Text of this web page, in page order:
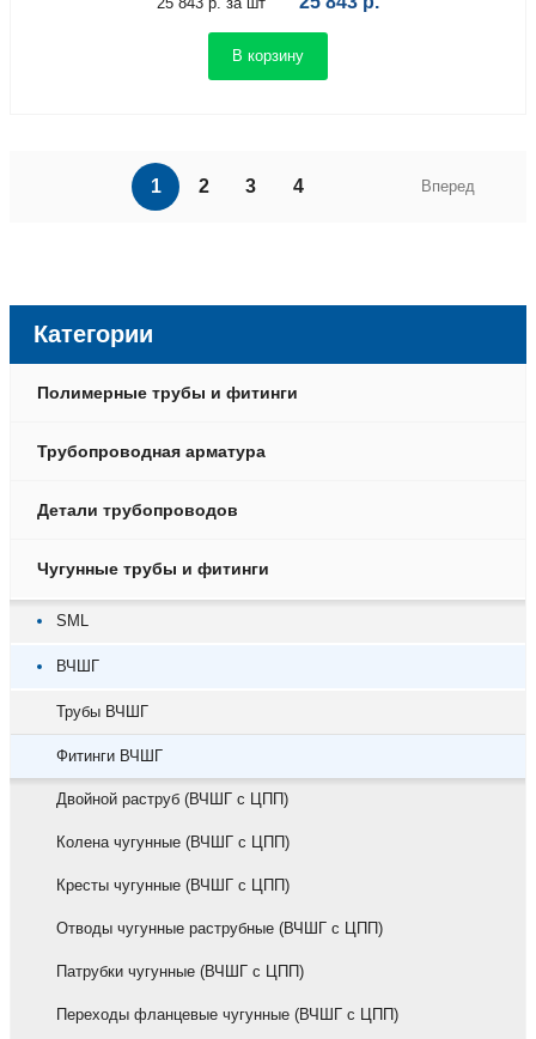
В корзину
1 2 3 4 Вперед
Категории
Полимерные трубы и фитинги
Трубопроводная арматура
Детали трубопроводов
Чугунные трубы и фитинги
SML
ВЧШГ
Трубы ВЧШГ
Фитинги ВЧШГ
Двойной раструб (ВЧШГ с ЦПП)
Колена чугунные (ВЧШГ с ЦПП)
Кресты чугунные (ВЧШГ с ЦПП)
Отводы чугунные раструбные (ВЧШГ с ЦПП)
Патрубки чугунные (ВЧШГ с ЦПП)
Переходы фланцевые чугунные (ВЧШГ с ЦПП)